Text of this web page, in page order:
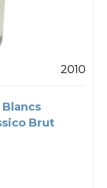
2010
Brut